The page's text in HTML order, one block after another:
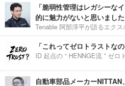
「脆弱性管理はレガシーな
的に魅力がないと思いました
Tenable 阿部淳平が語るエク
「これってゼロトラストな
ID 起点の “ HENNGE流 ” ゼロ
自動車部品メーカー